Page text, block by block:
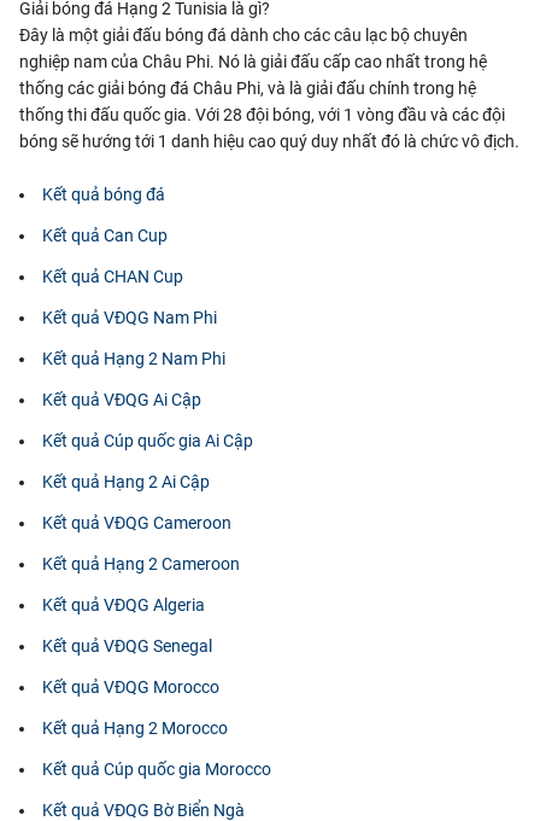
Giải bóng đá Hạng 2 Tunisia là gì?
Đây là một giải đấu bóng đá dành cho các câu lạc bộ chuyên
nghiệp nam của Châu Phi. Nó là giải đấu cấp cao nhất trong hệ
thống các giải bóng đá Châu Phi, và là giải đấu chính trong hệ
thống thi đấu quốc gia. Với 28 đội bóng, với 1 vòng đầu và các đội
bóng sẽ hướng tới 1 danh hiệu cao quý duy nhất đó là chức vô địch.
Kết quả bóng đá
Kết quả Can Cup
Kết quả CHAN Cup
Kết quả VĐQG Nam Phi
Kết quả Hạng 2 Nam Phi
Kết quả VĐQG Ai Cập
Kết quả Cúp quốc gia Ai Cập
Kết quả Hạng 2 Ai Cập
Kết quả VĐQG Cameroon
Kết quả Hạng 2 Cameroon
Kết quả VĐQG Algeria
Kết quả VĐQG Senegal
Kết quả VĐQG Morocco
Kết quả Hạng 2 Morocco
Kết quả Cúp quốc gia Morocco
Kết quả VĐQG Bờ Biển Ngà